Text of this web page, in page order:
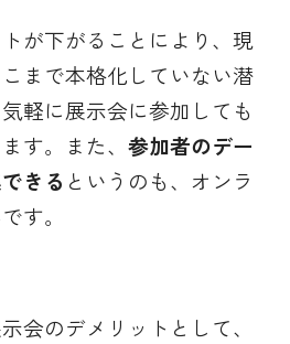
が下がることにより、現
まで本格化していない潜
軽に展示会に参加しても
す。また、参加者のデー
きる というのも、オンラ
す。
会のデメリットとして、